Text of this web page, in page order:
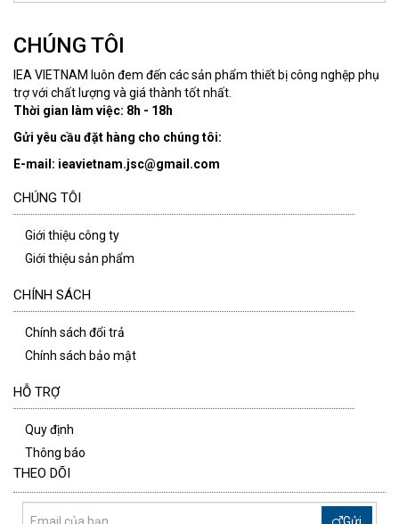
CHÚNG TÔI
IEA VIETNAM luôn đem đến các sản phẩm thiết bị công nghệp phụ
trợ với chất lượng và giá thành tốt nhất.
Thời gian làm việc: 8h - 18h
Gửi yêu cầu đặt hàng cho chúng tôi:
E-mail: ieavietnam.jsc@gmail.com
CHÚNG TÔI
Giới thiệu công ty
Giới thiệu sản phẩm
CHÍNH SÁCH
Chính sách đổi trả
Chính sách bảo mật
HỖ TRỢ
Quy định
Thông báo
THEO DÕI